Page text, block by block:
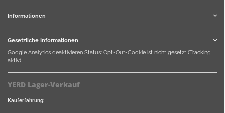
Informationen
Gesetzliche Informationen
Google Analytics deaktivieren Status: Opt-Out-Cookie ist nicht gesetzt (Tracking
aktiv)
YERD Lager-Verkauf
Kauferfahrung: